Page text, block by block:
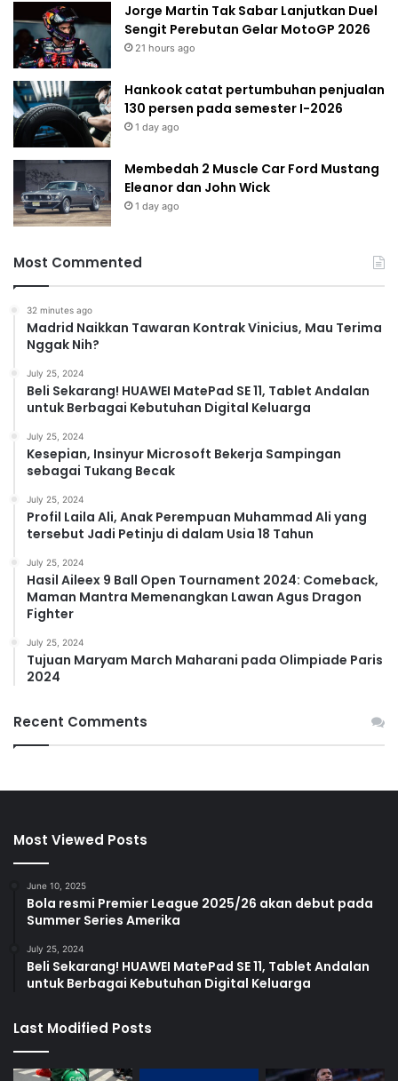
Jorge Martin Tak Sabar Lanjutkan Duel
Sengit Perebutan Gelar MotoGP 2026
21 hours ago
Hankook catat pertumbuhan penjualan
130 persen pada semester I-2026
1 day ago
Membedah 2 Muscle Car Ford Mustang
Eleanor dan John Wick
1 day ago
Most Commented
32 minutes ago
Madrid Naikkan Tawaran Kontrak Vinicius, Mau Terima
Nggak Nih?
July 25, 2024
Beli Sekarang! HUAWEI MatePad SE 11, Tablet Andalan
untuk Berbagai Kebutuhan Digital Keluarga
July 25, 2024
Kesepian, Insinyur Microsoft Bekerja Sampingan
sebagai Tukang Becak
July 25, 2024
Profil Laila Ali, Anak Perempuan Muhammad Ali yang
tersebut Jadi Petinju di dalam Usia 18 Tahun
July 25, 2024
Hasil Aileex 9 Ball Open Tournament 2024: Comeback,
Maman Mantra Memenangkan Lawan Agus Dragon
Fighter
July 25, 2024
Tujuan Maryam March Maharani pada Olimpiade Paris
2024
Recent Comments
Most Viewed Posts
June 10, 2025
Bola resmi Premier League 2025/26 akan debut pada
Summer Series Amerika
July 25, 2024
Beli Sekarang! HUAWEI MatePad SE 11, Tablet Andalan
untuk Berbagai Kebutuhan Digital Keluarga
Last Modified Posts